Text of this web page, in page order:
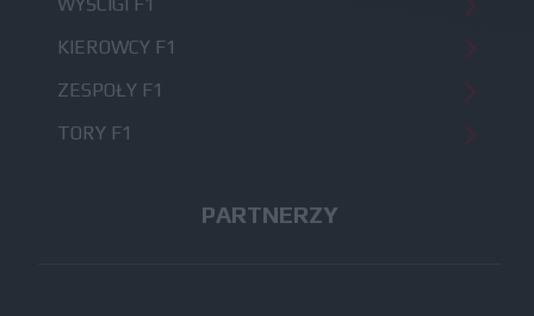
KIEROWCY F1
ZESPOŁY F1
TORY F1
PARTNERZY